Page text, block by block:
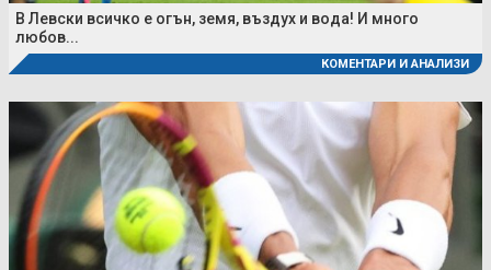
В Левски всичко е огън, земя, въздух и вода! И много
любов...
КОМЕНТАРИ И АНАЛИЗИ